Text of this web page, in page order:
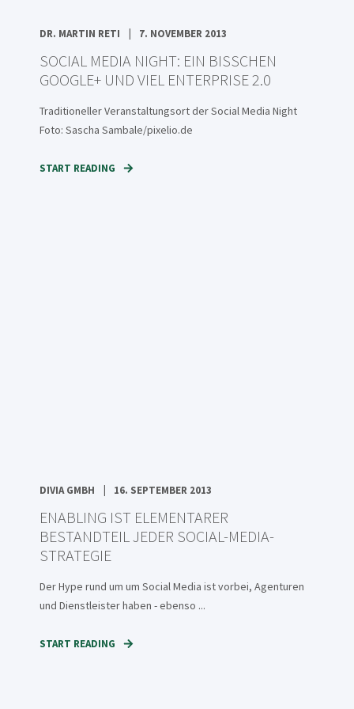
DR. MARTIN RETI 7. NOVEMBER 2013
SOCIAL MEDIA NIGHT: EIN BISSCHEN
GOOGLE+ UND VIEL ENTERPRISE 2.0
Traditioneller Veranstaltungsort der Social Media Night
Foto: Sascha Sambale/pixelio.de
START READING
DIVIA GMBH 16. SEPTEMBER 2013
ENABLING IST ELEMENTARER
BESTANDTEIL JEDER SOCIAL-MEDIA-
STRATEGIE
Der Hype rund um um Social Media ist vorbei, Agenturen
und Dienstleister haben - ebenso ...
START READING